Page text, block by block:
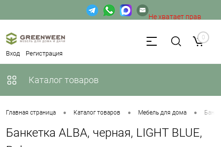
Вход Регистрация
Не хватает прав
доступа к веб-форме. 0
Каталог товаров
Главная страница • Каталог товаров • Мебель для дома •
Банкетка ALBA, черная, LIGHT BLUE,